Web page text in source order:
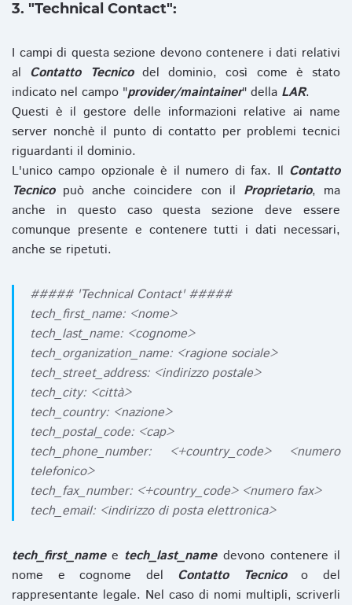
3. "Technical Contact":
I campi di questa sezione devono contenere i dati relativi
al Contatto Tecnicodel dominio, così come è stato
indicato nel campo "provider/maintainer" della LAR.
Questi è il gestore delle informazioni relative ai name
server nonchè il punto di contatto per problemi tecnici
riguardanti il dominio.
L'unico campo opzionale è il numero di fax. Il Contatto
Tecnicopuò anche coincidere con il Proprietario, ma
anche in questo caso questa sezione deve essere
comunque presente e contenere tutti i dati necessari,
anche se ripetuti.
##### 'Technical Contact' #####
tech_first_name: <nome>
tech_last_name: <cognome>
tech_organization_name: <ragione sociale>
tech_street_address: <indirizzo postale>
tech_city: <città>
tech_country: <nazione>
tech_postal_code: <cap>
tech_phone_number: <+country_code> <numero
telefonico>
tech_fax_number: <+country_code> <numero fax>
tech_email: <indirizzo di posta elettronica>
tech_first_namee tech_last_namedevono contenere il
nome e cognome del Contatto Tecnicoo del
rappresentante legale. Nel caso di nomi multipli, scriverli